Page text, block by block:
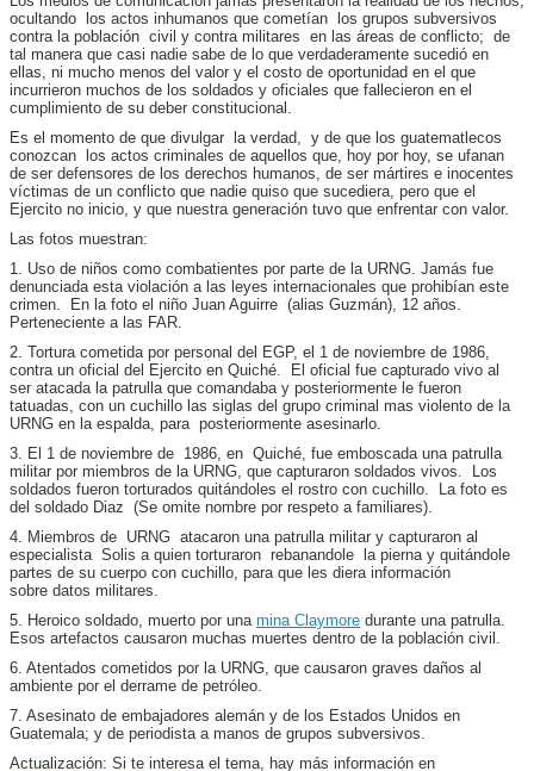
ocultando los actos inhumanos que cometían los grupos subversivos
contra la población civil y contra militares en las áreas de conflicto; de
tal manera que casi nadie sabe de lo que verdaderamente sucedió en
ellas, ni mucho menos del valor y el costo de oportunidad en el que
incurrieron muchos de los soldados y oficiales que fallecieron en el
cumplimiento de su deber constitucional.
Es el momento de que divulgar la verdad, y de que los guatematlecos
conozcan los actos criminales de aquellos que, hoy por hoy, se ufanan
de ser defensores de los derechos humanos, de ser mártires e inocentes
víctimas de un conflicto que nadie quiso que sucediera, pero que el
Ejercito no inicio, y que nuestra generación tuvo que enfrentar con valor.
Las fotos muestran:
1. Uso de niños como combatientes por parte de la URNG. Jamás fue
denunciada esta violación a las leyes internacionales que prohibían este
crimen. En la foto el niño Juan Aguirre (alias Guzmán), 12 años.
Perteneciente a las FAR.
2. Tortura cometida por personal del EGP, el 1 de noviembre de 1986,
contra un oficial del Ejercito en Quiché. El oficial fue capturado vivo al
ser atacada la patrulla que comandaba y posteriormente le fueron
tatuadas, con un cuchillo las siglas del grupo criminal mas violento de la
URNG en la espalda, para posteriormente asesinarlo.
3. El 1 de noviembre de 1986, en Quiché, fue emboscada una patrulla
militar por miembros de la URNG, que capturaron soldados vivos. Los
soldados fueron torturados quitándoles el rostro con cuchillo. La foto es
del soldado Diaz (Se omite nombre por respeto a familiares).
4. Miembros de URNG atacaron una patrulla militar y capturaron al
especialista Solis a quien torturaron rebanandole la pierna y quitándole
partes de su cuerpo con cuchillo, para que les diera información
sobre datos militares.
5. Heroico soldado, muerto por una mina Claymore durante una patrulla.
Esos artefactos causaron muchas muertes dentro de la población civil.
6. Atentados cometidos por la URNG, que causaron graves daños al
ambiente por el derrame de petróleo.
7. Asesinato de embajadores alemán y de los Estados Unidos en
Guatemala; y de periodista a manos de grupos subversivos.
Actualización: Si te interesa el tema, hay más información en